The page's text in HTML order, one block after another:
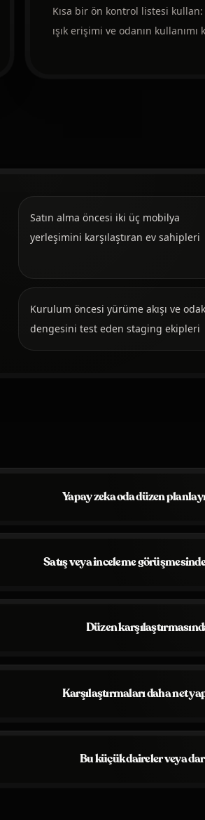
Kısa bir ön kontrol listesi kullan:
ışık erişimi ve odanın kullanımı
Satın alma öncesi iki üç mobilya
yerleşimini karşılaştıran ev sahipleri
Kurulum öncesi yürüme akışı ve odak
dengesini test eden staging ekipleri
Yapay zeka oda düzen
Satış veya inceleme
Düzen
Karşılaştırmaları daha net
Bu küçük daireler veya